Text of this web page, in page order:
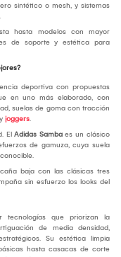
sintético o mesh, y sistemas
hasta modelos con mayor
de soporte y estética para
deportiva con propuestas
en uno más elaborado, con
suelas de goma con tracción
y joggers.
El Adidas Samba es un clásico
de gamuza, cuya suela
baja con las clásicas tres
sin esfuerzo los looks del
tecnologías que priorizan la
de media densidad,
Su estética limpia
hasta casacas de corte